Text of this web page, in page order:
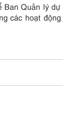
Ban Quản lý dự
các hoạt